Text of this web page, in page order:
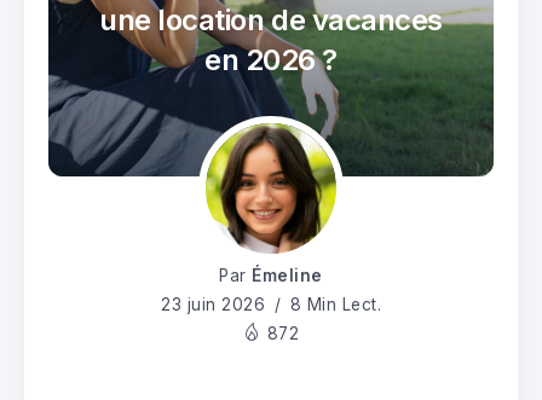
une location de vacances
en 2026 ?
Par Émeline
23 juin 2026
8 Min Lect.
872